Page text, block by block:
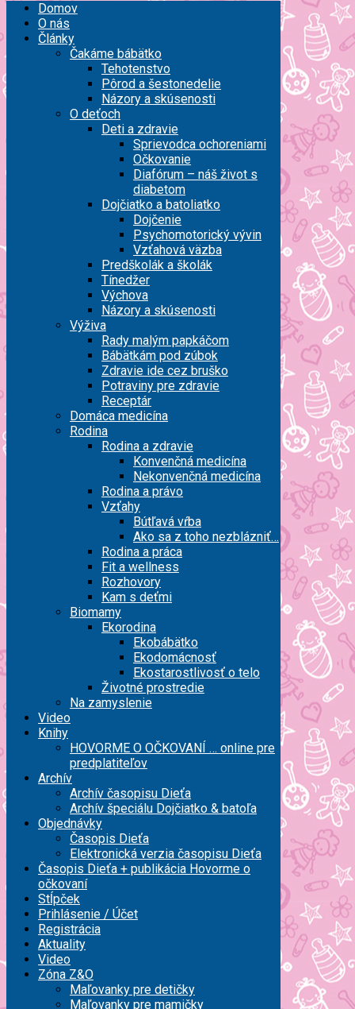
Domov
O nás
Články
Čakáme bábätko
Tehotenstvo
Pôrod a šestonedelie
Názory a skúsenosti
O deťoch
Deti a zdravie
Sprievodca ochoreniami
Očkovanie
Diafórum – náš život s
diabetom
Dojčiatko a batoliatko
Dojčenie
Psychomotorický vývin
Vzťahová väzba
Predškolák a školák
Tínedžer
Výchova
Názory a skúsenosti
Výživa
Rady malým papkáčom
Bábätkám pod zúbok
Zdravie ide cez bruško
Potraviny pre zdravie
Receptár
Domáca medicína
Rodina
Rodina a zdravie
Konvenčná medicína
Nekonvenčná medicína
Rodina a právo
Vzťahy
Bútľavá vŕba
Ako sa z toho nezblázniť…
Rodina a práca
Fit a wellness
Rozhovory
Kam s deťmi
Biomamy
Ekorodina
Ekobábätko
Ekodomácnosť
Ekostarostlivosť o telo
Životné prostredie
Na zamyslenie
Video
Knihy
HOVORME O OČKOVANÍ … online pre
predplatiteľov
Archív
Archív časopisu Dieťa
Archív špeciálu Dojčiatko & batoľa
Objednávky
Časopis Dieťa
Elektronická verzia časopisu Dieťa
Časopis Dieťa + publikácia Hovorme o
očkovaní
Stĺpček
Prihlásenie / Účet
Registrácia
Aktuality
Video
Zóna Z&O
Maľovanky pre detičky
Maľovanky pre mamičky